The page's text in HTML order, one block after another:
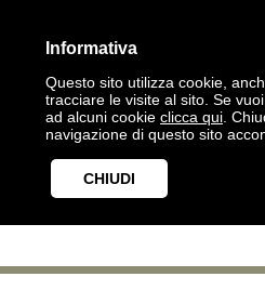
Informativa
Questo sito utilizza cookie,
tracciare le visite al sito. Se
ad alcuni cookie clicca qui .
navigazione di questo sito
CHIUDI